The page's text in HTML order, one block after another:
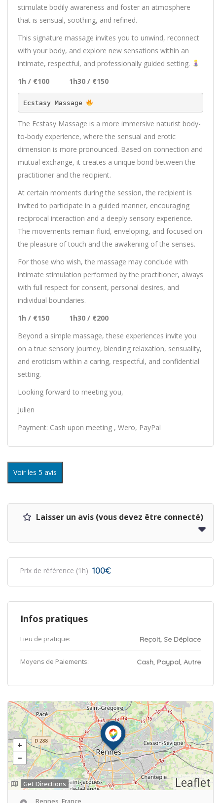
stimulate bodily awareness and foster an atmosphere
that is sensual, soothing, and refined.
This signature massage invites you to unwind, reconnect
with your body, and explore new sensations within an
intimate, respectful, and professionally guided setting.
1h / €100 1h30 / €150
Ecstasy Massage
The Ecstasy Massage is a more immersive naturist body-
to-body experience, where the sensual and erotic
dimension is more pronounced. Based on connection and
mutual exchange, it creates a unique bond between the
practitioner and the recipient.
At certain moments during the session, the recipient is
invited to participate in a guided manner, encouraging
reciprocal interaction and a deeply sensory experience.
The movements remain fluid, enveloping, and focused on
the pleasure of touch and the awakening of the senses.
For those who wish, the massage may conclude with
intimate stimulation performed by the practitioner, always
with full respect for consent, personal desires, and
individual boundaries.
1h / €150 1h30 / €200
Beyond a simple massage, these experiences invite you
on a true sensory journey, blending relaxation, sensuality,
and eroticism within a caring, respectful, and confidential
setting.
Looking forward to meeting you,
Julien
Payment: Cash upon meeting , Wero, PayPal
Voir les 5 avis
Laisser un avis (vous devez être connecté)
Prix de référence (1h) 100€
Infos pratiques
Lieu de pratique: Reçoit, Se Déplace
Moyens de Paiements: Cash, Paypal, Autre
Leaflet
Get Directions
Rennes, France